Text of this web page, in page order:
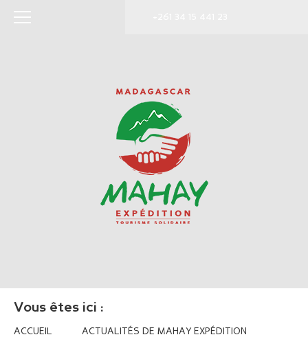
Vous êtes ici :
ACCUEIL ACTUALITÉS DE MAHAY EXPÉDITION